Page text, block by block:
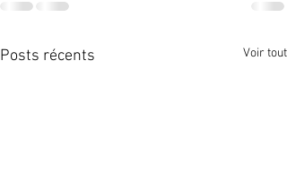
Posts récents Voir tout